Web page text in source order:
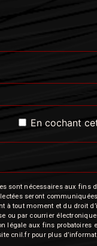
En cochant
sont nécessaires aux fins
seront
à tout moment et du droit
ou par courrier
légale aux fins
cnil.fr pour plus